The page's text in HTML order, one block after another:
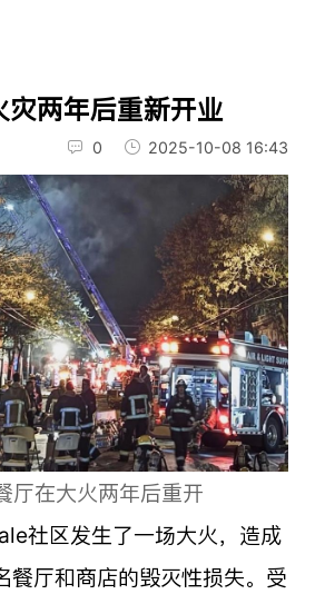
灾两年后重新开业
0 2025-10-08 16:43
厅在大火两年后重开
社区发生了一场大火，造成
餐厅和商店的毁灭性损失。受